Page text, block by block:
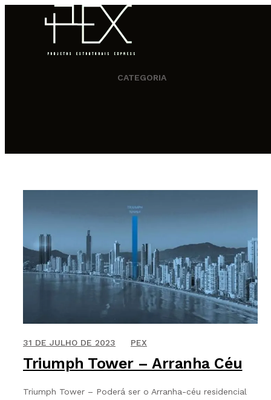
COMO FUNCIONA
PORTFÓLIO
BLOG
CATEGORIA
13 DE OUTUBRO DE 2021
31 DE JULHO DE 2023 PEX
Triumph Tower – Arranha Céu
Triumph Tower – Poderá ser o Arranha-céu residencial